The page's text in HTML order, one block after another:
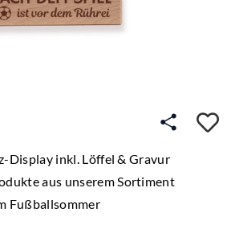
Display inkl. Löffel & Gravur
aus unserem Sortiment
Fußballsommer